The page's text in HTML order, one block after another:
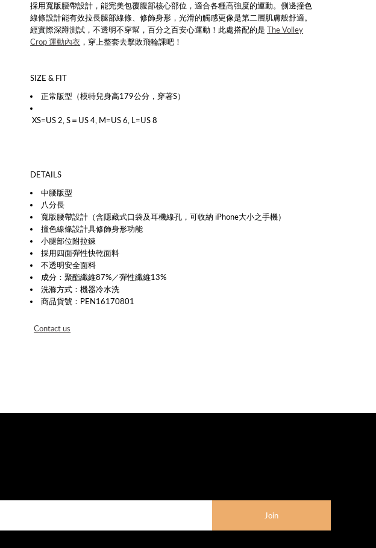
採用寬版腰帶設計，能完美包覆腹部核心部位，適合各種高強度的運動。側邊撞色
線條設計能有效拉長腿部線條、修飾身形，光滑的觸感更像是第二層肌膚般舒適。
經實際深蹲測試，不透明不穿幫，百分之百安心運動！此處搭配的是The Volley
Crop 運動內衣 ，穿上整套去擊敗飛輪課吧！
SIZE & FIT
正常版型（模特兒身高179公分，穿著S）
XS=US 2, S＝US 4, M=US 6, L=US 8
DETAILS
中腰版型
八分長
寬版腰帶設計（含隱藏式口袋及耳機線孔，可收納 iPhone大小之手機）
撞色線條設計具修飾身形功能
小腿部位附拉鍊
採用四面彈性快乾面料
不透明安全面料
成分：聚酯纖維87%／彈性纖維13%
洗滌方式：機器冷水洗
商品貨號：PEN16170801
Contact us